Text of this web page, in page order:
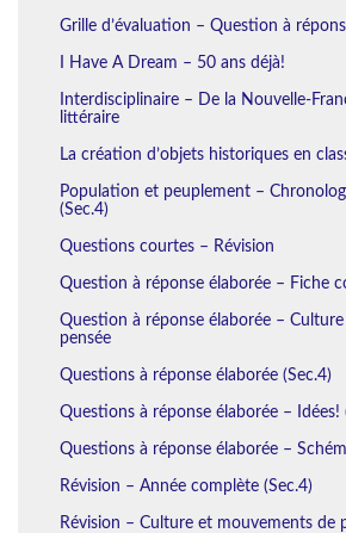
Grille d’évaluation – Question à
I Have A Dream – 50 ans déjà!
Interdisciplinaire – De la Nouvelle-
littéraire
La création d’objets historiques en
Population et peuplement –
(Sec.4)
Questions courtes – Révision
Question à réponse élaborée – Fiche
Question à réponse élaborée –
pensée
Questions à réponse élaborée (Sec.4)
Questions à réponse élaborée – Idées!
Questions à réponse élaborée –
Révision – Année complète (Sec.4)
Révision – Culture et mouvements de